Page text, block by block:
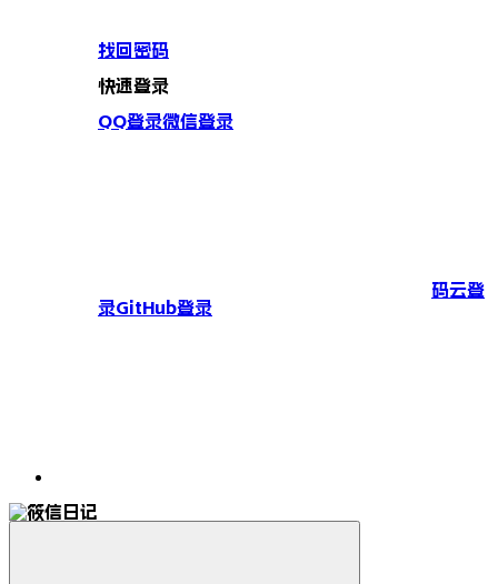
找回密码
快速登录
QQ登录微信登录
码云登
录GitHub登录